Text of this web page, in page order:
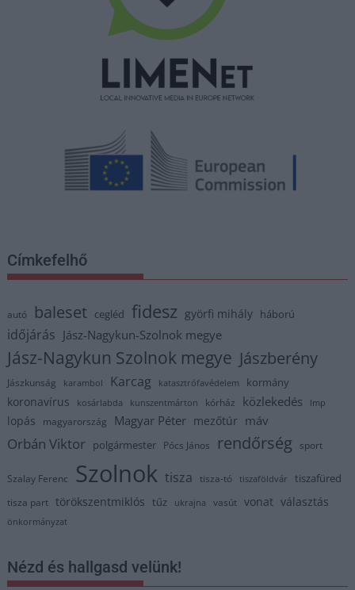
Címkefelhő
autó baleset cegléd fidesz györfi mihály háború
időjárás Jász-Nagykun-Szolnok megye
Jász-Nagykun Szolnok megye Jászberény
Jászkunság karambol Karcag katasztrófavédelem kormány
koronavírus kosárlabda kunszentmárton kórház közlekedés lmp
lopás magyarország Magyar Péter mezőtúr máv
Orbán Viktor polgármester Pócs János rendőrség sport
Szalay Ferenc Szolnok tisza tisza-tó tiszaföldvár tiszafüred
tisza part törökszentmiklós tűz ukrajna vasút vonat választás
önkormányzat
Nézd és hallgasd velünk!